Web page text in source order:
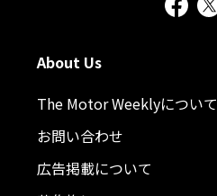
About Us
The Motor Weeklyについて
お問い合わせ
広告掲載について